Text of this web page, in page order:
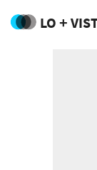
LO +